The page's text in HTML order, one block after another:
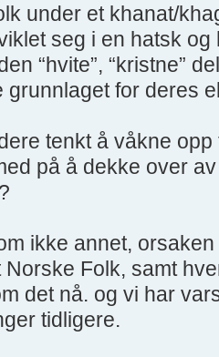
under et khanat/
seg i en hatsk
“hvite”, “kristne”
grunnlaget for deres
tenkt å våkne
på å dekke over
ikke annet,
Folk, samt
det nå. og vi har
tidligere.